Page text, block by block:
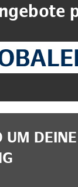
UM DEINE